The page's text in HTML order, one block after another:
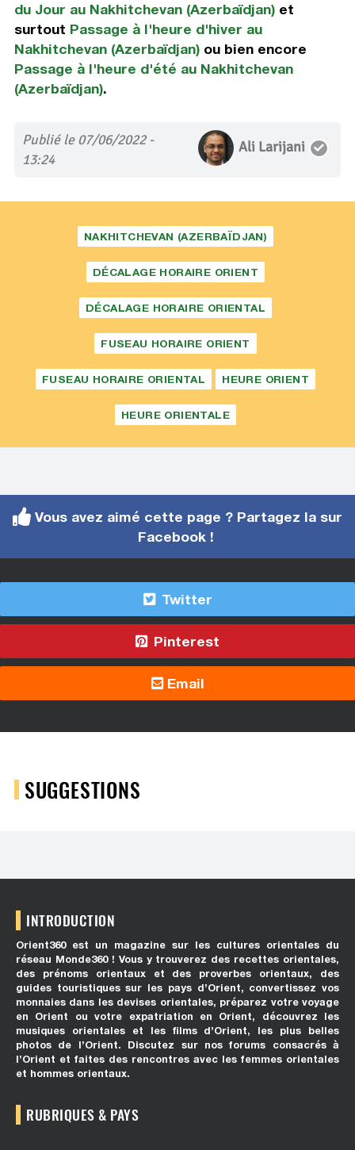
du Jour au Nakhitchevan (Azerbaïdjan)et
surtout Passage à l'heure d'hiver au
Nakhitchevan (Azerbaïdjan)ou bien encore
Passage à l'heure d'été au Nakhitchevan
(Azerbaïdjan).
Publié le 07/06/2022 -
13:24
Ali Larijani
NAKHITCHEVAN (AZERBAÏDJAN)
DÉCALAGE HORAIRE ORIENT
DÉCALAGE HORAIRE ORIENTAL
FUSEAU HORAIRE ORIENT
FUSEAU HORAIRE ORIENTAL HEURE ORIENT
HEURE ORIENTALE
Vous avez aimé cette page ? Partagez la sur
Facebook !
Twitter
Pinterest
Email
SUGGESTIONS
INTRODUCTION
Orient360 est un magazine sur les cultures orientales du
réseau Monde360 ! Vous y trouverez des recettes orientales,
des prénoms orientaux et des proverbes orientaux, des
guides touristiques sur les pays d’Orient, convertissez vos
monnaies dans les devises orientales, préparez votre voyage
en Orient ou votre expatriation en Orient, découvrez les
musiques orientales et les films d’Orient, les plus belles
photos de l’Orient. Discutez sur nos forums consacrés à
l’Orient et faites des rencontres avec les femmes orientales
et hommes orientaux.
RUBRIQUES & PAYS